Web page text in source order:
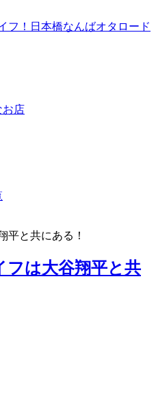
お店
平と共にある！
フは大谷翔平と共